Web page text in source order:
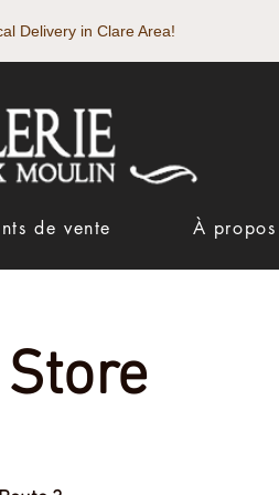
Delivery in Clare Area!
de vente À propos